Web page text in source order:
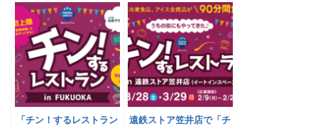
「チン！するレストラン
遠鉄ストア笠井店で「チ